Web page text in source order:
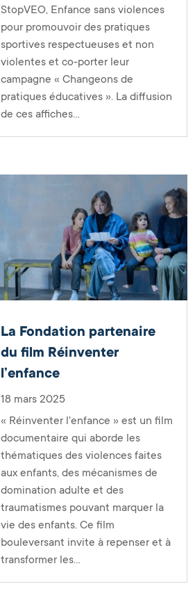
StopVEO, Enfance sans violences
pour promouvoir des pratiques
sportives respectueuses et non
violentes et co-porter leur
campagne « Changeons de
pratiques éducatives ». La diffusion
de ces affiches...
La Fondation partenaire
du film Réinventer
l’enfance
18 mars 2025
« Réinventer l'enfance » est un film
documentaire qui aborde les
thématiques des violences faites
aux enfants, des mécanismes de
domination adulte et des
traumatismes pouvant marquer la
vie des enfants. Ce film
bouleversant invite à repenser et à
transformer les...